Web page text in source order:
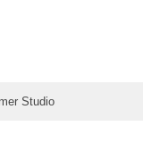
Studio